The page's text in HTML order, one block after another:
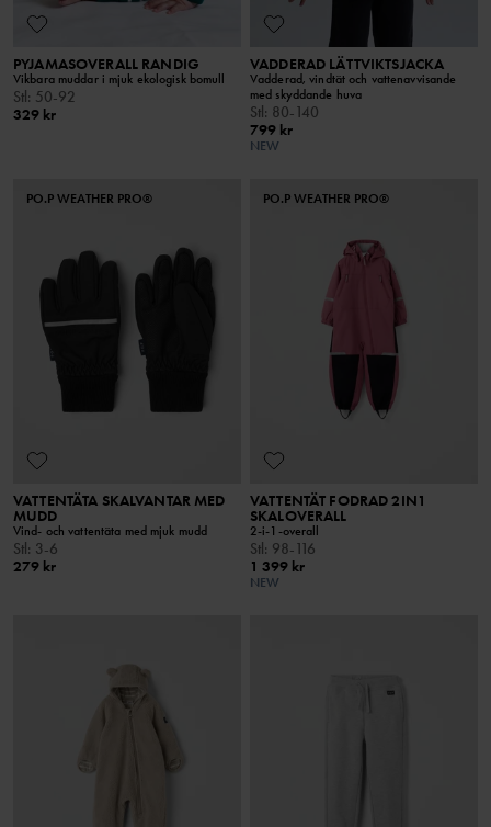
PYJAMASOVERALL RANDIG
Vikbara muddar i mjuk ekologisk bomull
Stl: 50-92
329 kr
VADDERAD LÄTTVIKTSJACKA
Vadderad, vindtät och vattenavvisande
med skyddande huva
Stl: 80-140
799 kr
NEW
PO.P WEATHER PRO®
VATTENTÄTA SKALVANTAR MED
MUDD
Vind- och vattentäta med mjuk mudd
Stl: 3-6
279 kr
PO.P WEATHER PRO®
VATTENTÄT FODRAD 2IN1
SKALOVERALL
2-i-1-overall
Stl: 98-116
1 399 kr
NEW